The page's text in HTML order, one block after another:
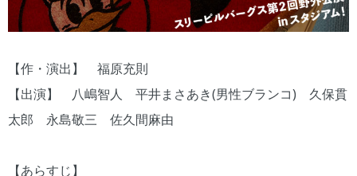
【作・演出】 福原充則
【出演】 八嶋智人 平井まさあき(男性ブランコ) 久保貫
太郎 永島敬三 佐久間麻由
【あらすじ】